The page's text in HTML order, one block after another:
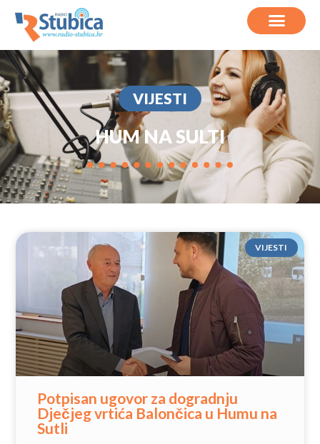
VIJESTI
HUM NA SULTI
VIJESTI
Potpisan ugovor za dogradnju
Dječjeg vrtića Balončica u Humu na
Sutli